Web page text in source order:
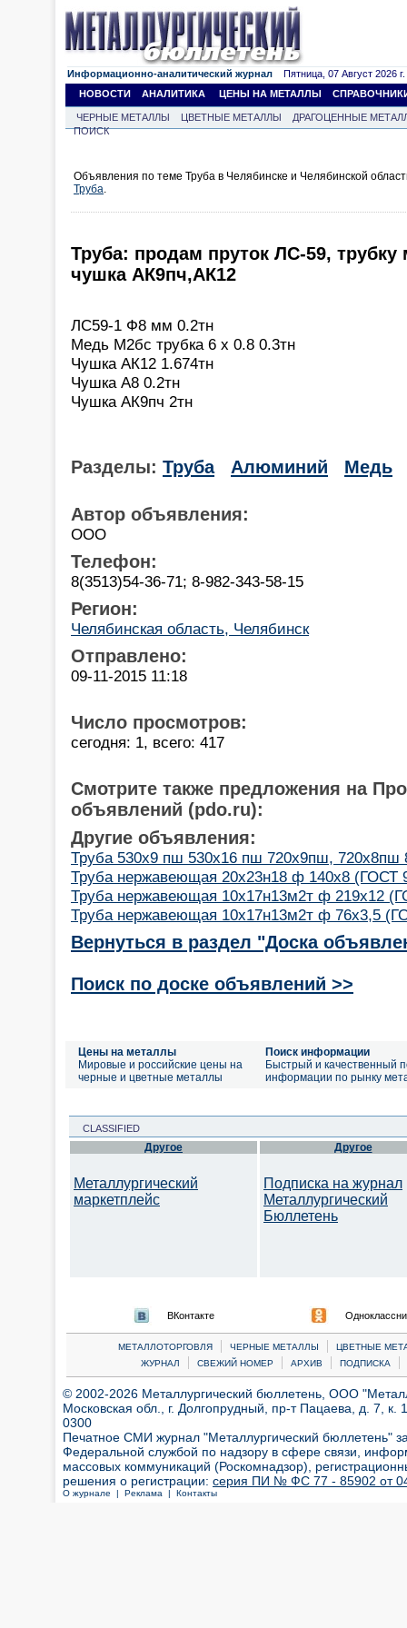
Информационно-аналитический журнал Пятница, 07 Август 2026 г.
НОВОСТИ
АНАЛИТИКА ЦЕНЫ НА МЕТАЛЛЫ
ЧЕРНЫЕ МЕТАЛЛЫ ЦВЕТНЫЕ МЕТАЛЛЫ
ДРАГОЦЕННЫЕ
ПОИСК
Объявления по теме Труба в Челябинске и Челябинской
Труба.
Труба: продам пруток ЛС-59,
чушка АК9пч,АК12
ЛС59-1 Ф8 мм 0.2тн
Медь М2бс трубка 6 х 0.8 0.3тн
Чушка АК12 1.674тн
Чушка А8 0.2тн
Чушка АК9пч 2тн
Разделы: Труба Алюминий Медь
Автор объявления:
ООО
Телефон:
8(3513)54-36-71; 8-982-343-58-15
Регион:
Челябинская область, Челябинск
Отправлено:
09-11-2015 11:18
Число просмотров:
сегодня: 1, всего: 417
Смотрите также предложения на
объявлений (pdo.ru):
Другие объявления:
Труба 530х9 пш 530х16 пш 720х9пш, 720х8пш
Труба нержавеющая 20х23н18 ф 140х8 (ГОСТ
Труба нержавеющая 10х17н13м2т ф 219х12
Труба нержавеющая 10х17н13м2т ф 76х3,5
Вернуться в раздел "Доска
Поиск по доске объявлений >>
Цены на металлы
Мировые и российские цены на
черные и цветные металлы
Поиск информации
Быстрый и качественный
информации по рынку
CLASSIFIED
Другое
Металлургический
маркетплейс
Другое
Подписка на журнал
Металлургический
Бюллетень
ВКонтакте
МЕТАЛЛОТОРГОВЛЯ | ЧЕРНЫЕ МЕТАЛЛЫ |
ЦВЕТНЫЕ
ЖУРНАЛ
| СВЕЖИЙ НОМЕР | АРХИВ | ПОДПИСКА |
© 2002-2026 Металлургический бюллетень, ООО
Московская обл., г. Долгопрудный, пр-т Пацаева, д. 7,
0300
Печатное СМИ журнал "Металлургический бюллетень"
Федеральной службой по надзору в сфере связи,
массовых коммуникаций (Роскомнадзор),
решения о регистрации: серия ПИ № ФС 77 - 85902 от 04
О журнале | Реклама | Контакты